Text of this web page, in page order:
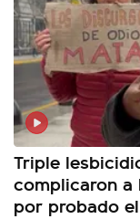
Triple
complicaron a
por probado